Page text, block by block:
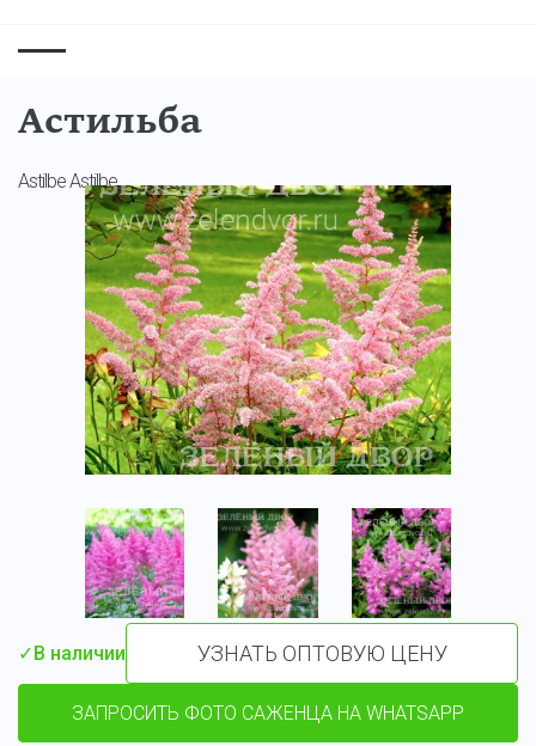
Астильба
Astilbe Astilbe
✓В наличии УЗНАТЬ ОПТОВУЮ ЦЕНУ
ЗАПРОСИТЬ ФОТО САЖЕНЦА НА WHATSAPP